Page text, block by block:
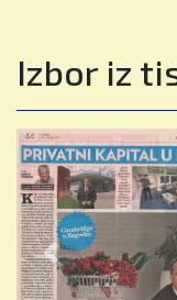
Izbor iz
Previous